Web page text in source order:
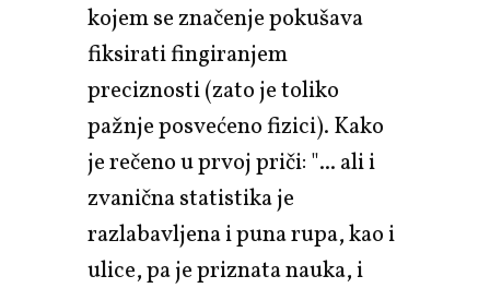
kojem se značenje pokušava
fiksirati fingiranjem
preciznosti (zato je toliko
pažnje posvećeno fizici). Kako
je rečeno u prvoj priči: "... ali i
zvanična statistika je
razlabavljena i puna rupa, kao i
ulice, pa je priznata nauka, i